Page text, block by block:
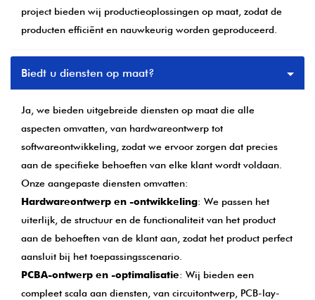
project bieden wij productieoplossingen op maat, zodat de
producten efficiënt en nauwkeurig worden geproduceerd.
Biedt u diensten op maat?
Ja, we bieden uitgebreide diensten op maat die alle
aspecten omvatten, van hardwareontwerp tot
softwareontwikkeling, zodat we ervoor zorgen dat precies
aan de specifieke behoeften van elke klant wordt voldaan.
Onze aangepaste diensten omvatten:
Hardwareontwerp en -ontwikkeling: We passen het
uiterlijk, de structuur en de functionaliteit van het product
aan de behoeften van de klant aan, zodat het product perfect
aansluit bij het toepassingsscenario.
PCBA-ontwerp en -optimalisatie: Wij bieden een
compleet scala aan diensten, van circuitontwerp, PCB-lay-